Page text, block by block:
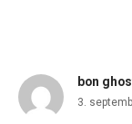
bon
3.